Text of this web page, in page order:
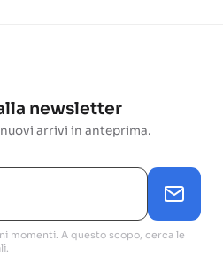
newsletter
arrivi in anteprima.
momenti. A questo scopo, cerca le